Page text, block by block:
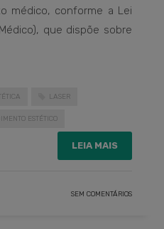
médico, conforme a Lei
que dispõe sobre
LASER
ESTÉTICO
LEIA MAIS
SEM COMENTÁRIOS